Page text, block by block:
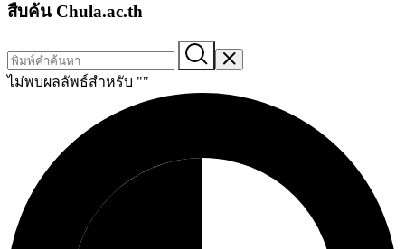
สืบค้น Chula.ac.th
ไม่พบผลลัพธ์สำหรับ ""